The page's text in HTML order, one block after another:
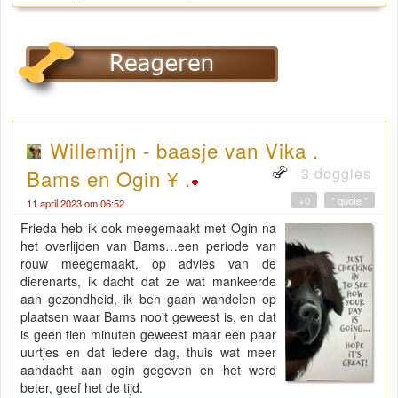
Willemijn - baasje van Vika .
Bams en Ogin ¥ .
3 doggies
11 april 2023 om 06:52 " quote "
+0
Frieda heb ik ook meegemaakt met Ogin na
het overlijden van Bams…een periode van
rouw meegemaakt, op advies van de
dierenarts, ik dacht dat ze wat mankeerde
aan gezondheid, ik ben gaan wandelen op
plaatsen waar Bams nooit geweest is, en dat
is geen tien minuten geweest maar een paar
uurtjes en dat iedere dag, thuis wat meer
aandacht aan ogin gegeven en het werd
beter, geef het de tijd.